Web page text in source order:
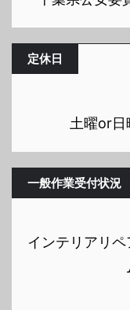
定休日
土曜or日
一般作業受付状況
インテリアリ